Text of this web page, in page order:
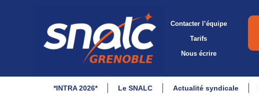
Contacter l’équipe
Tarifs
Nous écrire
*INTRA 2026* Le SNALC Actualité syndicale